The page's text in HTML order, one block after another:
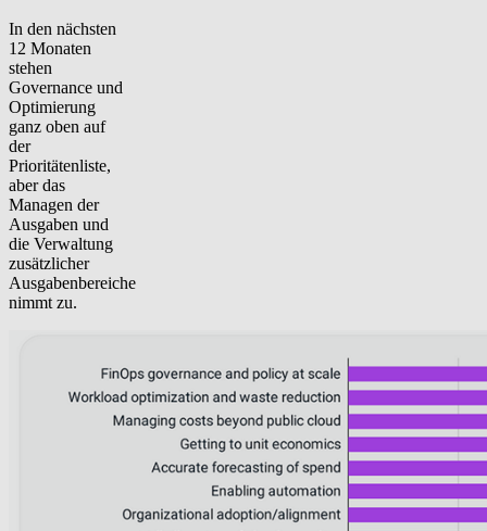
In den nächsten
12 Monaten
stehen
Governance und
Optimierung
ganz oben auf
der
Prioritätenliste,
aber das
Managen der
Ausgaben und
die Verwaltung
zusätzlicher
Ausgabenbereiche
nimmt zu.